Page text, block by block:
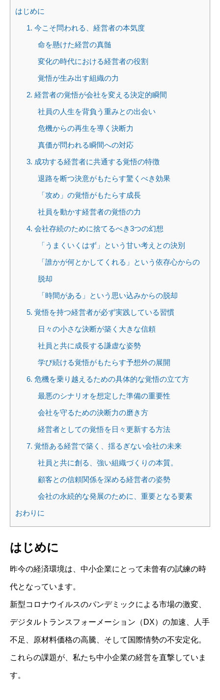
はじめに
1. 今こそ問われる、経営者の本気度
命を懸けた経営の真髄
変化の時代における経営者の役割
覚悟が生み出す組織の力
2. 経営者の覚悟が会社を変える決定的瞬間
社員の人生を背負う重みとの出会い
危機からの再生を導く決断力
真価が問われる瞬間への対応
3. 成功する経営者に共通する覚悟の特徴
退路を断つ決意がもたらす驚くべき効果
「攻め」の覚悟がもたらす成長
社員を動かす経営者の覚悟の力
4. 会社存続のために捨てるべき3つの幻想
「うまくいくはず」という甘い考えとの決別
「誰かが何とかしてくれる」という依存心からの
脱却
「時間がある」という思い込みからの脱却
5. 覚悟を持つ経営者が必ず実践している習慣
日々の小さな決断が築く大きな信頼
社員と共に成長する謙虚な姿勢
学び続ける覚悟がもたらす予想外の展開
6. 危機を乗り越えるための具体的な覚悟の立て方
最悪のシナリオを想定した準備の重要性
会社を守るための決断力の磨き方
経営者としての覚悟を日々更新する方法
7. 覚悟ある経営で築く、揺るぎない会社の未来
社員と共に創る、強い組織づくりの本質。
顧客との信頼関係を深める経営者の姿勢
会社の永続的な発展のために、重要となる要素
おわりに
はじめに
昨今の経済環境は、中小企業にとって未曾有の試練の時
代となっています。
新型コロナウイルスのパンデミックによる市場の激変、
デジタルトランスフォーメーション（DX）の加速、人手
不足、原材料価格の高騰、そして国際情勢の不安定化。
これらの課題が、私たち中小企業の経営を直撃していま
す。